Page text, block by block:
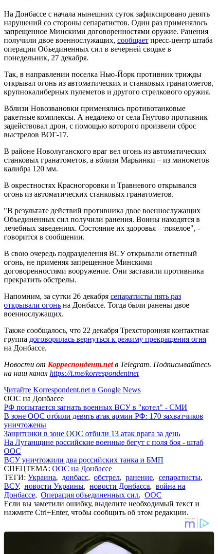
На Донбассе с начала нынешних суток зафиксировано девять
нарушений со стороны сепаратистов. Один раз применялось
запрещенное Минскими договоренностями оружие. Ранения
получили двое военнослужащих, сообщает пресс-центр штаба
операции Объединенных сил в вечерней сводке в
понедельник, 27 декабря.
Так, в направлении поселка Нью-Йорк противник трижды
открывал огонь из автоматических и станковых гранатометов,
крупнокалиберных пулеметов и другого стрелкового оружия.
Вблизи Новозвановки применялись противотанковые
ракетные комплексы. А недалеко от села Гнутово противник
задействовал дрон, с помощью которого произвели сброс
выстрелов ВОГ-17.
В районе Новолуганского враг вел огонь из автоматических
станковых гранатометов, а вблизи Марьинки – из минометов
калибра 120 мм.
В окрестностях Красногоровки и Травневого открывался
огонь из автоматических станковых гранатометов.
"В результате действий противника двое военнослужащих
Объединенных сил получили ранения. Воины находятся в
лечебных заведениях. Состояние их здоровья – тяжелое", -
говорится в сообщении.
В свою очередь подразделения ВСУ открывали ответный
огонь, не применяя запрещенное Минскими
договоренностями вооружение. Они заставили противника
прекратить обстрелы.
Напомним, за сутки 26 декабря сепаратисты пять раз
открывали огонь на Донбассе. Тогда были ранены двое
военнослужащих.
Также сообщалось, что 22 декабря Трехсторонняя контактная
группа договорилась вернуться к режиму прекращения огня
на Донбассе.
Новости от Корреспондент.netв Telegram. Подписывайтесь
на наш канал https://t.me/korrespondentnet
Читайте Korrespondent.net в Google News
ООС на Донбассе
РФ попытается загнать военных ВСУ в "котел" - СМИ
В зоне ООС отбили девять атак армии РФ: 170 захватчиков
уничтожены
Защитники в зоне ООС отбили 13 атак врага за день
На Луганщине российские военные бегут с поля боя - штаб
ООС
ВСУ уничтожили два российских танка и БМП
СПЕЦТЕМА: ООС на Донбассе
ТЕГИ: Украина, донбасс, обстрел, ранение, сепаратисты,
ВСУ, новости Украины, новости Донбасса, война на
Донбассе, Операция объединенных сил, ООС
Если вы заметили ошибку, выделите необходимый текст и
нажмите Ctrl+Enter, чтобы сообщить об этом редакции.